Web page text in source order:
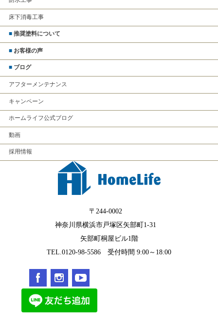
床下消毒工事
■ 推奨塗料について
■ お客様の声
■ ブログ
アフターメンテナンス
キャンペーン
ホームライフ公式ブログ
動画
採用情報
〒244-0002
神奈川県横浜市戸塚区矢部町1-31
矢部町桐屋ビル1階
TEL.0120-98-5586 受付時間 9:00～18:00